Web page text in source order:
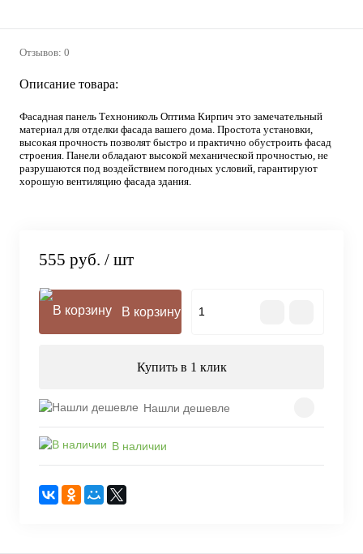
Отзывов: 0
Описание товара:
Фасадная панель Технониколь Оптима Кирпич это замечательный
материал для отделки фасада вашего дома. Простота установки,
высокая прочность позволят быстро и практично обустроить фасад
строения. Панели обладают высокой механической прочностью, не
разрушаются под воздействием погодных условий, гарантируют
хорошую вентиляцию фасада здания.
555 руб. / шт
В корзину
Купить в 1 клик
Нашли дешевле
В наличии